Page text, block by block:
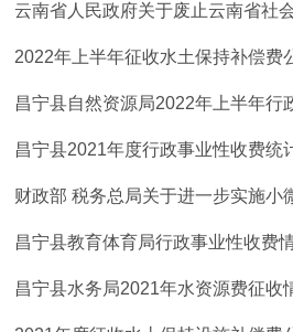
云南省人民政府关于废止云南省社
2022年上半年征收水土保持补偿费
昌宁县自然资源局2022年上半年行
昌宁县2021年度行政事业性收费统
财政部 税务总局关于进一步实施小
昌宁县教育体育局行政事业性收费
昌宁县水务局2021年水资源费征收